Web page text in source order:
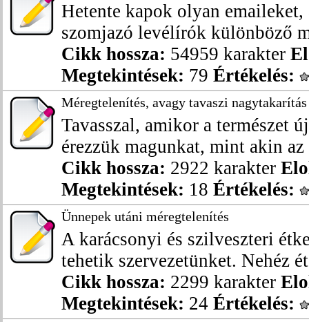
Hetente kapok olyan emaileket,
szomjazó levélírók különböző
Cikk hossza: 54959 karakter
Megtekintések: 79 Értékelés:
Méregtelenítés, avagy tavaszi nagytakarítás
Tavasszal, amikor a természet
érezzük magunkat, mint akin
Cikk hossza: 2922 karakter
Megtekintések: 18 Értékelés:
Ünnepek utáni méregtelenítés
A karácsonyi és szilveszteri
tehetik szervezetünket. Nehéz
Cikk hossza: 2299 karakter
Megtekintések: 24 Értékelés: